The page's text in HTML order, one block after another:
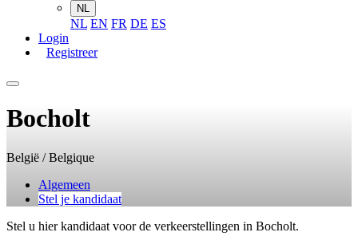
NL
NL EN FR DE ES
Login
Registreer
Bocholt
België / Belgique
Algemeen
Stel je kandidaat
Stel u hier kandidaat voor de verkeerstellingen in Bocholt.